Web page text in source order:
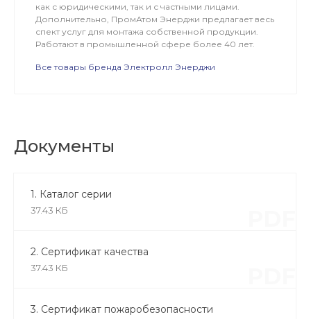
как с юридическими, так и с частными лицами.
Дополнительно, ПромАтом Энерджи предлагает весь
спект услуг для монтажа собственной продукции.
Работают в промышленной сфере более 40 лет.
Все товары бренда Электролл Энерджи
Документы
1. Каталог серии
37.43 КБ
2. Сертификат качества
37.43 КБ
3. Сертификат пожаробезопасности